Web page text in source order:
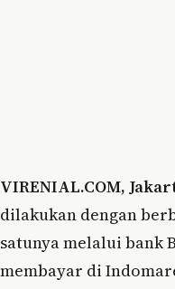
VIRENIAL.COM,
dilakukan dengan
satunya melalui bank
membayar di